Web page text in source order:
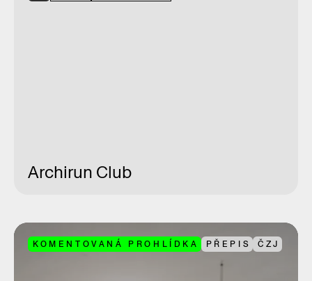
Archirun Club
KOMENTOVANÁ PROHLÍDKA PŘEPIS ČZJ